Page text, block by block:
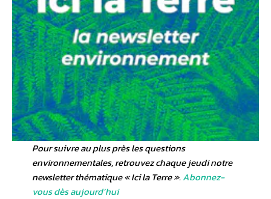
Pour suivre au plus près les questions
environnementales, retrouvez chaque jeudi notre
newsletter thématique « Ici la Terre ».Abonnez-
vous dès aujourd’hui